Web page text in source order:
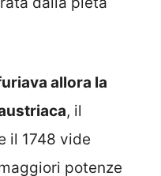
allora la
, il
il 1748 vide
potenze